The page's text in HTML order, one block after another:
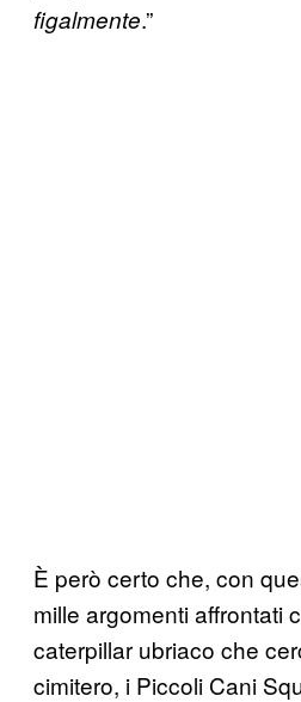
figalmente.”
È però certo che, con
mille argomenti affrontati
caterpillar ubriaco che
cimitero, i Piccoli Cani